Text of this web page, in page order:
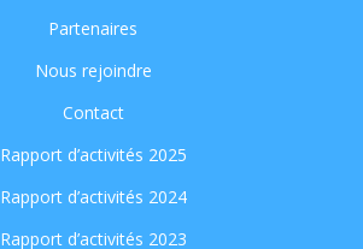
Partenaires
Nous rejoindre
Contact
Rapport d’activités 2025
Rapport d’activités 2024
Rapport d’activités 2023